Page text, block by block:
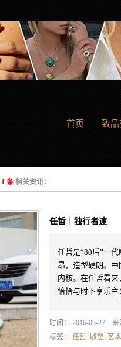
首页 致品
1 条相关资讯：
任哲｜独行者速
任哲是“80后”一
昂，造型硬朗。
内核。在任哲看
恰恰与时下享乐主
时间： 2016-06-27 来
标签： 任哲 雕塑 艺